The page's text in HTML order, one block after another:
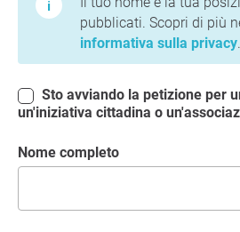
pubblicati. Scopri di più
informativa sulla privacy.
un'iniziativa cittadina o
Nome completo